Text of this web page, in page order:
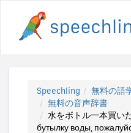
Speechling
無料の語
無料の音声辞書
水をボトル一本買い
бутылку воды,